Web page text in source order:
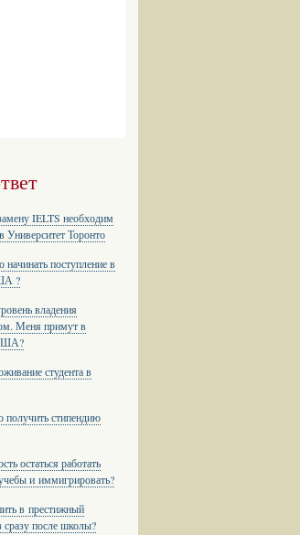
IELTS необходим
Университет Торонто
начинать поступление в
?
владения
Меня примут в
студента в
получить стипендию
остаться работать
и иммигрировать?
в престижный
сразу после школы?